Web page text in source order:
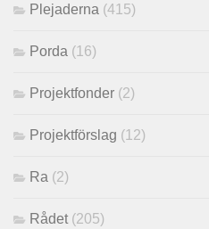
Plejaderna (415)
Porda (16)
Projektfonder (2)
Projektförslag (12)
Ra (2)
Rådet (205)